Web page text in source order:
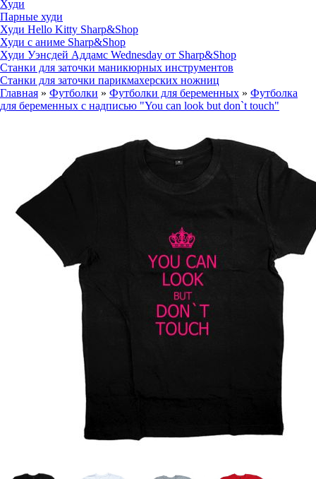
Худи
Парные худи
Худи Hello Kitty Sharp&Shop
Худи с аниме Sharp&Shop
Худи Уэнсдей Аддамс Wednesday от Sharp&Shop
Станки для заточки маникюрных инструментов
Станки для заточки парикмахерских ножниц
Главная » Футболки » Футболки для беременных » Футболка
для беременных с надписью "You can look but don`t touch"